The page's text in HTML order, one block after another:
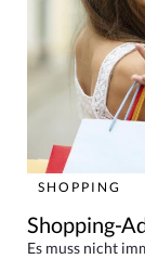
SHOPPING
Shopping-
Es muss nicht